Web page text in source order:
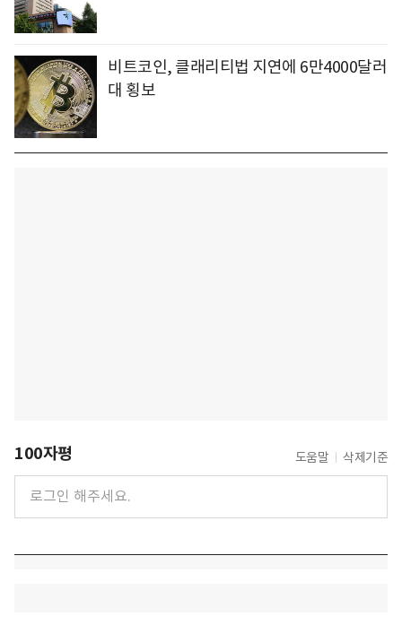
비트코인, 클래리티법 지연에 6만4000달러
대 횡보
100자평 도움말 삭제기준